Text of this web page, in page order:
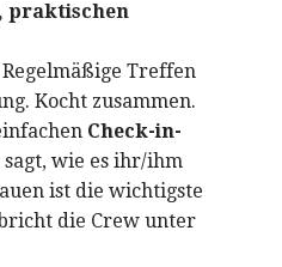
praktischen
Regelmäßige Treffen
Kocht zusammen.
Check-in-
wie es ihr/ihm
ist die wichtigste
die Crew unter